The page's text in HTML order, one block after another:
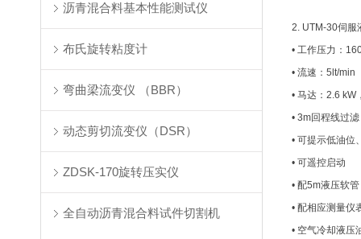
沥青混合料基本性能测试仪
布氏旋转粘度计
弯曲梁流变仪 （BBR）
动态剪切流变仪（DSR）
ZDSK-170旋转压实仪
全自动沥青混合料试件切割机
2. UTM-30伺服
• 工作压力：
• 流速：5lt/min
• 马达：2.6
• 3m回程线过
• 可提示低油位
• 可遥控启动
• 配5m液压软管
• 配相应测量仪
• 空气冷却液压